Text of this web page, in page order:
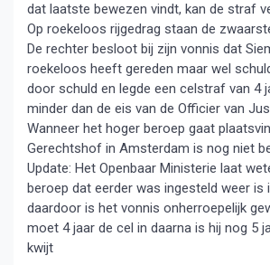
dat laatste bewezen vindt, kan de straf
Op roekeloos rijgedrag staan de
De rechter besloot bij zijn vonnis dat
roekeloos heeft gereden maar wel
door schuld en legde een celstraf van 4
minder dan de eis van de Officier van
Wanneer het hoger beroep gaat
Gerechtshof in Amsterdam is nog niet
Update: Het Openbaar Ministerie laat
beroep dat eerder was ingesteld weer is
daardoor is het vonnis onherroepelijk
moet 4 jaar de cel in daarna is hij nog 5
kwijt